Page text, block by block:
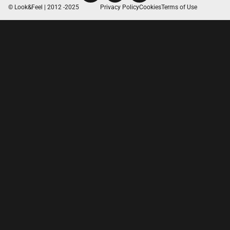
© Look&Feel | 2012 -2025 Privacy PolicyCookiesTerms of Use